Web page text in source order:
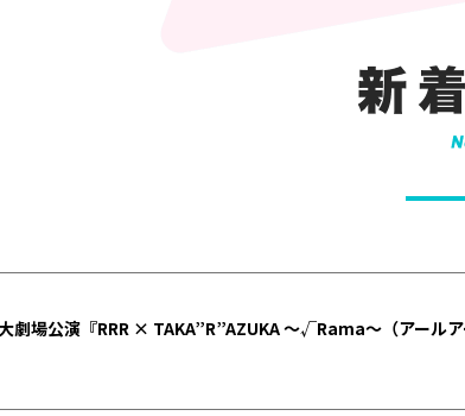
劇場公演『RRR × TAKA”R”AZUKA 〜√Rama〜（アール